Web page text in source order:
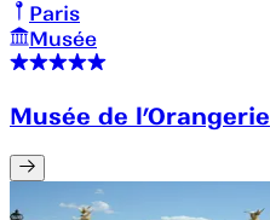
Paris
Musée
Musée de l’Orangerie